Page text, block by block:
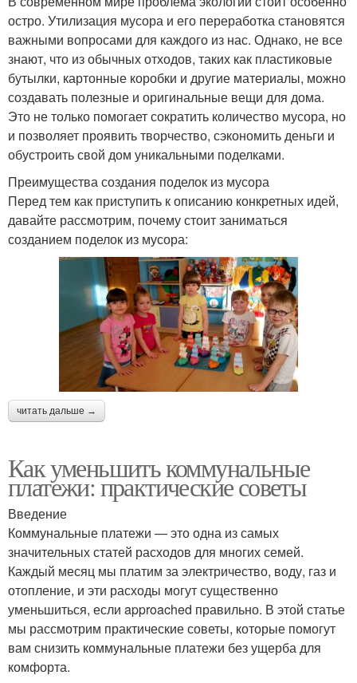
остро. Утилизация мусора и его переработка становятся
важными вопросами для каждого из нас. Однако, не все
знают, что из обычных отходов, таких как пластиковые
бутылки, картонные коробки и другие материалы, можно
создавать полезные и оригинальные вещи для дома.
Это не только помогает сократить количество мусора, но
и позволяет проявить творчество, сэкономить деньги и
обустроить свой дом уникальными поделками.
Преимущества создания поделок из мусора
Перед тем как приступить к описанию конкретных идей,
давайте рассмотрим, почему стоит заниматься
созданием поделок из мусора:
читать дальше →
Как уменьшить коммунальные
платежи: практические советы
Введение
Коммунальные платежи — это одна из самых
значительных статей расходов для многих семей.
Каждый месяц мы платим за электричество, воду, газ и
отопление, и эти расходы могут существенно
уменьшиться, если approached правильно. В этой статье
мы рассмотрим практические советы, которые помогут
вам снизить коммунальные платежи без ущерба для
комфорта.